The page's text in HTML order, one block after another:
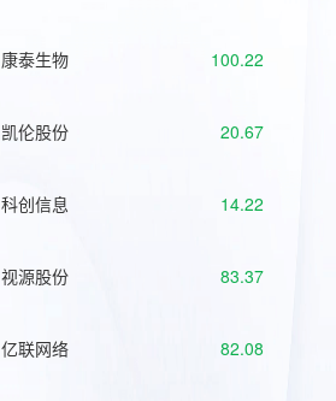
康泰生物 100.22
凯伦股份 20.67
科创信息 14.22
视源股份 83.37
亿联网络 82.08